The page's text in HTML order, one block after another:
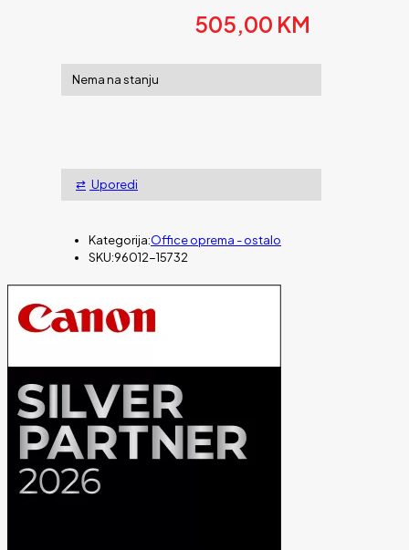
505,00 KM
Nema na stanju
Uporedi
Kategorija:Office oprema - ostalo
SKU:96012-15732